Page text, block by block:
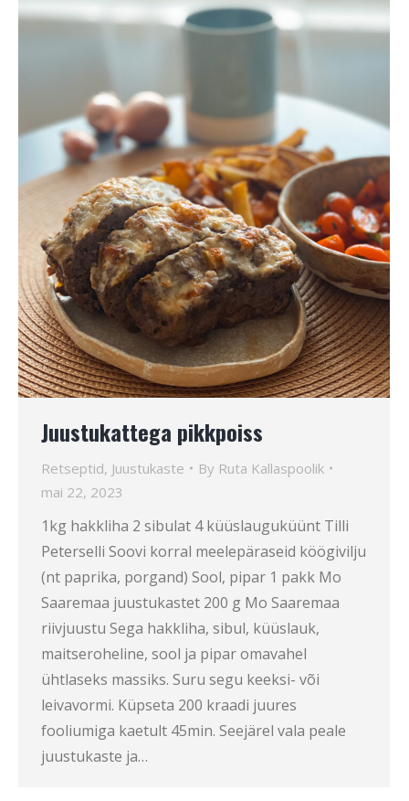
Juustukattega pikkpoiss
Retseptid, Juustukaste By Ruta Kallaspoolik
mai 22, 2023
1kg hakkliha 2 sibulat 4 küüslauguküünt Tilli
Peterselli Soovi korral meelepäraseid köögivilju
(nt paprika, porgand) Sool, pipar 1 pakk Mo
Saaremaa juustukastet 200 g Mo Saaremaa
riivjuustu Sega hakkliha, sibul, küüslauk,
maitseroheline, sool ja pipar omavahel
ühtlaseks massiks. Suru segu keeksi- või
leivavormi. Küpseta 200 kraadi juures
fooliumiga kaetult 45min. Seejärel vala peale
juustukaste ja…